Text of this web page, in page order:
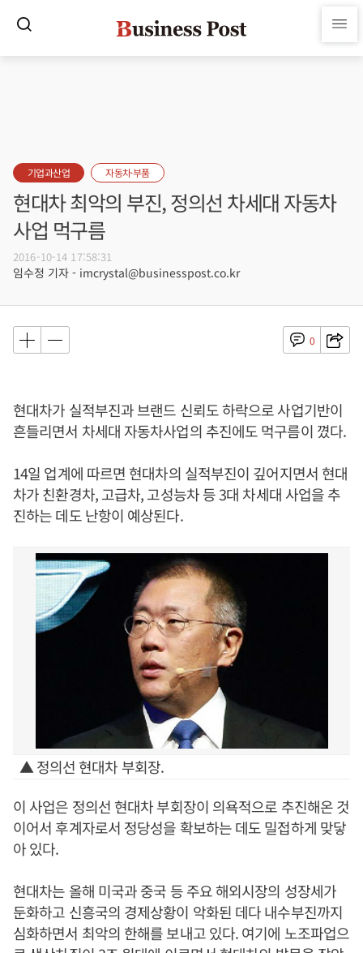
기업과산업 자동차·부품
현대차 최악의 부진, 정의선 차세대 자동차
사업 먹구름
2016-10-14 17:58:31
임수정 기자 - imcrystal@businesspost.co.kr
0
현대차가 실적부진과 브랜드 신뢰도 하락으로 사업기반이
흔들리면서 차세대 자동차사업의 추진에도 먹구름이 꼈다.
14일 업계에 따르면 현대차의 실적부진이 깊어지면서 현대
차가 친환경차, 고급차, 고성능차 등 3대 차세대 사업을 추
진하는 데도 난항이 예상된다.
▲ 정의선 현대차 부회장.
이 사업은 정의선 현대차 부회장이 의욕적으로 추진해온 것
이어서 후계자로서 정당성을 확보하는 데도 밀접하게 맞닿
아 있다.
현대차는 올해 미국과 중국 등 주요 해외시장의 성장세가
둔화하고 신흥국의 경제상황이 악화된 데다 내수부진까지
심화하면서 최악의 한해를 보내고 있다. 여기에 노조파업으